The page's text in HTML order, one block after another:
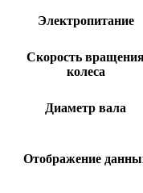
Электропитание
Скорость
колеса
Диаметр вала
Отображение